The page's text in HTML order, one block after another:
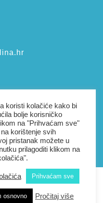
pridržana |
koristi kolačiće kako bi
bolje korisničko
na "Prihvaćam sve"
korištenje svih
pristanak možete u
prilagoditi klikom na
Prihvaćam sve
osnovno Pročitaj više